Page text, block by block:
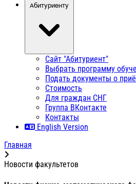
Абитуриенту
Сайт "Абитуриент"
Выбрать программу
Подать документы о
Стоимость
Для граждан СНГ
Группа ВКонтакте
Контакты
English Version
Главная
Новости факультетов